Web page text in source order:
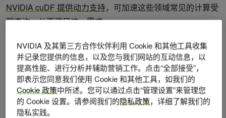
NVIDIA cuDF 提供动力支持，可加速这些领域常见的计算受
限查询，从而满足这一需求。
但是，在使用 GPU 时，一个常见的挑战是 VRAM ( GPU 的
专用内存) 通常小于系统 RAM。在使用 GPU 引擎处理非常
大的数据集时，这可能会导致问题。
本文将探讨 Polars GPU 引擎中克服此限制的两个选项。借
助这些策略，您可以处理大于可用 VRAM 的数据，同时仍可
NVIDIA 及其第三方合作伙伴利用 Cookie 和其他工具收集
并记录您提供的信息，以及您与我们网站的互动信息，以
提高性能、进行分析并辅助营销工作。点击“全部接受”，
即表示您同意我们使用 Cookie 和其他工具，如我们的
Cookie 政策中所述。您可以通过点击“管理设置”来管理您
的 Cookie 设置。请参阅我们的隐私政策，详细了解我们的
隐私实践。